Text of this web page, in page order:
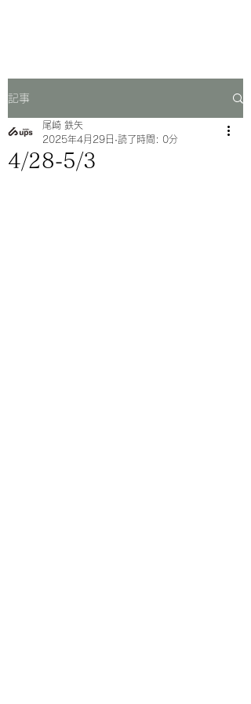
記事
4/28-5/3
尾崎 鉄矢
2025年4月29日 読了時間: 0分